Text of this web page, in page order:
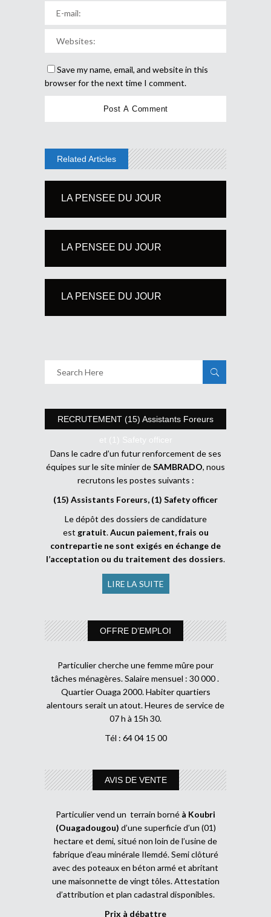
Save my name, email, and website in this
browser for the next time I comment.
Related Articles
LA PENSEE DU JOUR
LA PENSEE DU JOUR
LA PENSEE DU JOUR
RECRUTEMENT (15) Assistants Foreurs
et (1) Safety officer
Dans le cadre d’un futur renforcement de ses
équipes sur le site minier deSAMBRADO, nous
recrutons les postes suivants :
(15) Assistants Foreurs, (1) Safety officer
Le dépôt des dossiers de candidature
est gratuit.Aucun paiement, frais ou
contrepartie ne sont exigés en échange de
l’acceptation ou du traitement des dossiers.
LIRE LA SUITE
OFFRE D’EMPLOI
Particulier cherche une femme mûre pour
tâches ménagères. Salaire mensuel : 30 000 .
Quartier Ouaga 2000. Habiter quartiers
alentours serait un atout. Heures de service de
07 h à 15h 30.
Tél : 64 04 15 00
AVIS DE VENTE
Particulier vend un terrain borné à Koubri
(Ouagadougou) d’une superficie d’un (01)
hectare et demi, situé non loin de l’usine de
fabrique d’eau minérale Ilemdé. Semi clôturé
avec des poteaux en béton armé et abritant
une maisonnette de vingt tôles. Attestation
d’attribution et plan cadastral disponibles.
Prix à débattre